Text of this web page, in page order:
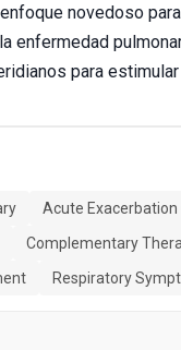
novedoso
enfermedad
para
Acute Exacerbation
Complementary
Respiratory